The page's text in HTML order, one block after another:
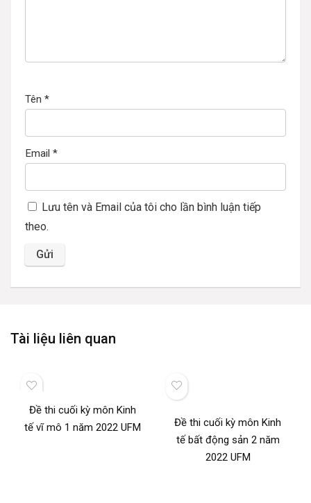
Tên *
Email *
Lưu tên và Email của tôi cho lần bình luận tiếp
theo.
Tài liệu liên quan
Đề thi cuối kỳ môn Kinh
tế vĩ mô 1 năm 2022 UFM
Đề thi cuối kỳ môn Kinh
tế bất động sản 2 năm
2022 UFM